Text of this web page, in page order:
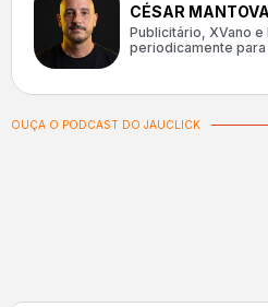
CÉSAR
Publicitário, XVano
periodicamente
OUÇA O PODCAST DO JAUCLICK